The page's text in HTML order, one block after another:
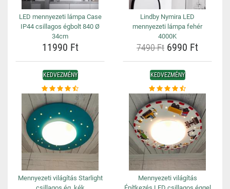
LED mennyezeti lámpa Case
IP44 csillagos égbolt 840 Ø
34cm
11990 Ft
Lindby Nymira LED
mennyezeti lámpa fehér
4000K
7490 Ft 6990 Ft
KEDVEZMÉNY
Mennyezeti világítás Starlight
KEDVEZMÉNY
Mennyezeti világítás